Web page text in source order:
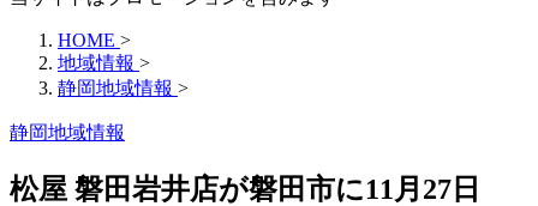
HOME >
地域情報 >
静岡地域情報 >
静岡地域情報
松屋 磐田岩井店が磐田市に11月27日